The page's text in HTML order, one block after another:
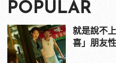
POPULAR
就是說不
喜」朋友